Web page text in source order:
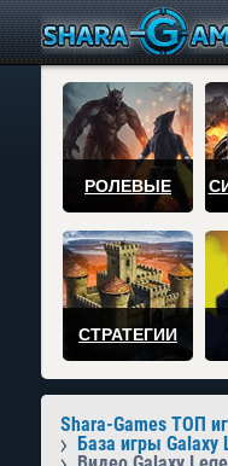
РОЛЕВЫЕ
СТРАТЕГИИ
Shara-Games ТОП
База игры Galaxy